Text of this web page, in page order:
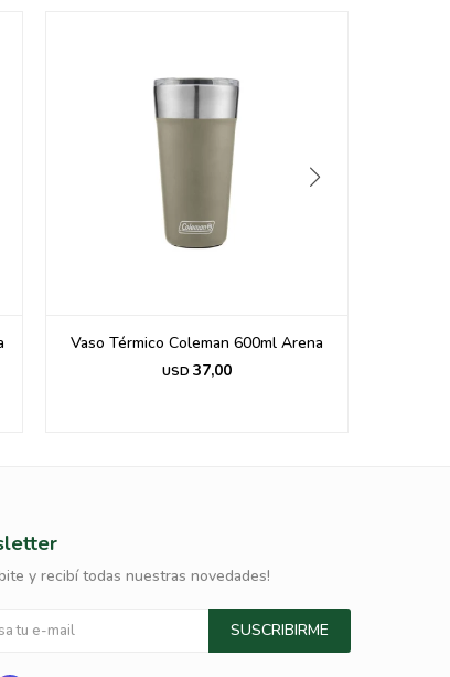
Vaso Térmico Coleman 600ml Arena
USD 37,00
y recibí todas nuestras novedades!
SUSCRIBIRME